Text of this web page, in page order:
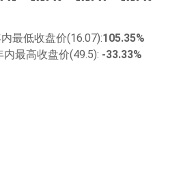
最低收盘价(16.07):105.35%
最高收盘价(49.5): -33.33%